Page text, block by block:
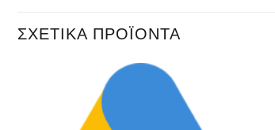
ΣΧΕΤΙΚΆ ΠΡΟΪΌΝΤΑ